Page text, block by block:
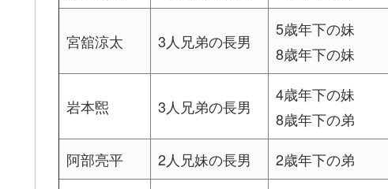
宮舘涼太 3人兄弟の長男
5歳年下の妹
8歳年下の妹
岩本煕 3人兄弟の長男
4歳年下の妹
8歳年下の弟
阿部亮平
2人兄妹の長男 2歳年下の弟